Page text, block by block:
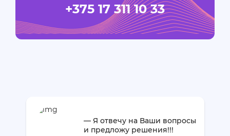
+375 17 311 10 33
— Я отвечу на Ваши вопросы
и предложу решения!!!